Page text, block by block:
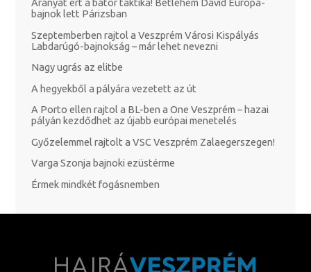
Aranyat ért a bátor taktika! Betlehem Dávid Európa-
bajnok lett Párizsban
Szeptemberben rajtol a Veszprém Városi Kispályás
Labdarúgó-bajnokság – már lehet nevezni
Nagy ugrás az elitbe
A hegyekből a pályára vezetett az út
A Porto ellen rajtol a BL-ben a One Veszprém – hazai
pályán kezdődhet az újabb európai menetelés
Győzelemmel rajtolt a VSC Veszprém Zalaegerszegen!
Varga Szonja bajnoki ezüstérme
Érmek mindkét fogásnemben